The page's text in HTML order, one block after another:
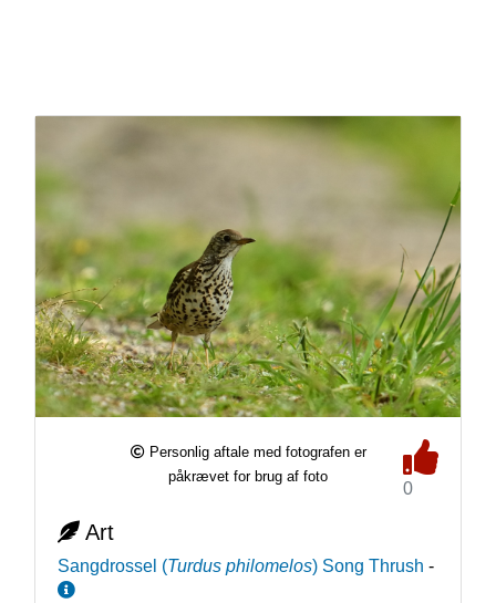
Personlig aftale med fotografen er
påkrævet for brug af foto
0
Art
Sangdrossel (Turdus philomelos) Song Thrush -